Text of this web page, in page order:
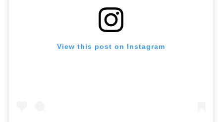
View this post on Instagram